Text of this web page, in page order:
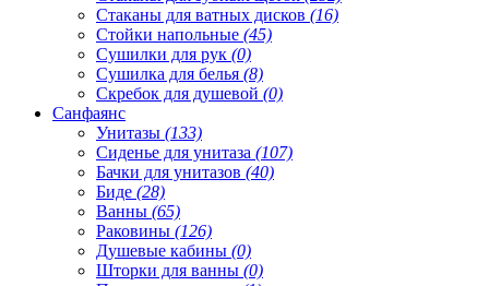
Стаканы для ватных дисков (16)
Стойки напольные (45)
Сушилки для рук (0)
Сушилка для белья (8)
Скребок для душевой (0)
Санфаянс
Унитазы (133)
Сиденье для унитаза (107)
Бачки для унитазов (40)
Биде (28)
Ванны (65)
Раковины (126)
Душевые кабины (0)
Шторки для ванны (0)